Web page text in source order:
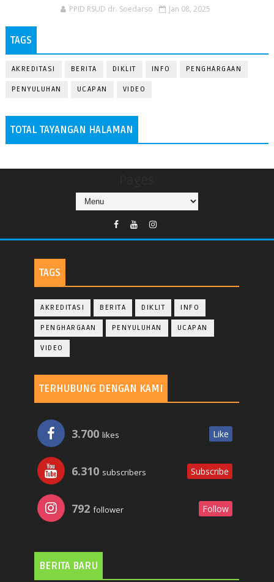
PPID RSUD dr. Soedarso Jan 08, 2025
TAGS
AKREDITASI BERITA DIKLIT INFO PENGHARGAAN
PENYULUHAN UCAPAN VIDEO
TOTAL TAYANGAN HALAMAN
TAGS
AKREDITASI BERITA DIKLIT INFO
PENGHARGAAN PENYULUHAN UCAPAN
VIDEO
TERHUBUNG DENGAN KAMI
3.700 likes Like
6.310 subscribers Subscribe
792 follower Follow
BERITA BARU